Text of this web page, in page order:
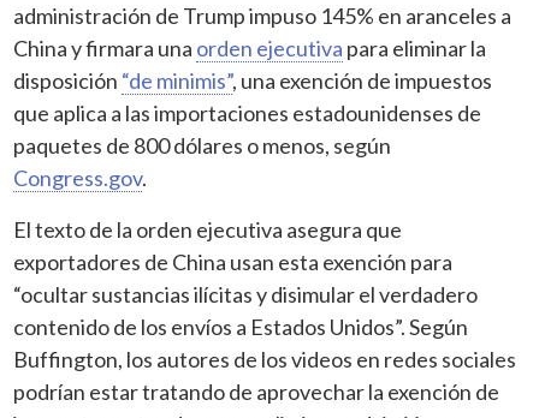
administración de Trump impuso 145% en aranceles a
China y firmara una orden ejecutiva para eliminar la
disposición “de minimis”, una exención de impuestos
que aplica a las importaciones estadounidenses de
paquetes de 800 dólares o menos, según
Congress.gov.
El texto de la orden ejecutiva asegura que
exportadores de China usan esta exención para
“ocultar sustancias ilícitas y disimular el verdadero
contenido de los envíos a Estados Unidos”. Según
Buffington, los autores de los videos en redes sociales
podrían estar tratando de aprovechar la exención de